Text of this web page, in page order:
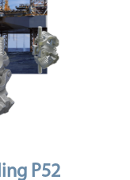
P52